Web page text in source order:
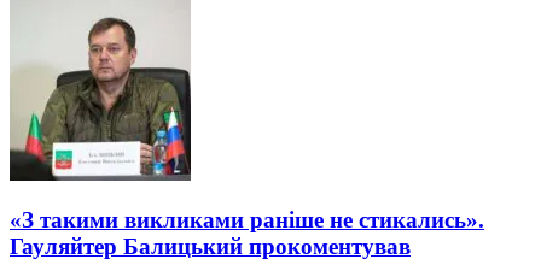
«З такими викликами раніше не стикались».
Гауляйтер Балицький прокоментував